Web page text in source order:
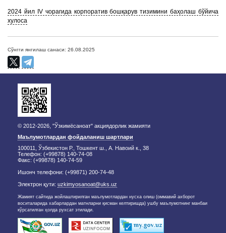
2024 йил IV чорагида корпоратив бошқарув тизимини баҳолаш бўйича
хулоса
Сўнгги янгилаш санаси: 26.08.2025
© 2012-2026, "Ўзкимёсаноат" акциядорлик жамияти
Маълумотлардан фойдаланиш шартлари
100011, Ўзбекистон Р., Тошкент ш., А. Навоий к., 38
Телефон: (+99878) 140-74-08
Факс: (+99878) 140-74-59
Ишонч телефони: (+99871) 200-74-48
Электрон қути: uzkimyosanoat@uks.uz
Жамият сайтида жойлаштирилган маълумотлардан нусха олиш (оммавий ахборот
воситаларида хабарлардан матнларни қисман келтиришда) ушбу маълумотнинг манбаи
кўрсатилган ҳолда рухсат этилади.